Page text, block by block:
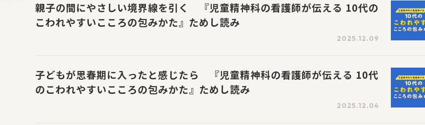
親子の間にやさしい境界線を引く 『児童精神科の看護師が伝える 10代の
こわれやすいこころの包みかた』ためし読み
2025.12.09
子どもが思春期に入ったと感じたら 『児童精神科の看護師が伝える 10代
のこわれやすいこころの包みかた』ためし読み
2025.12.04